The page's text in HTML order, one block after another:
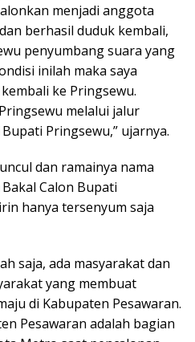
menjadi anggota
berhasil duduk kembali,
penyumbang suara yang
inilah maka saya
ke Pringsewu.
melalui jalur
Pringsewu,” ujarnya.
dan ramainya nama
Calon Bupati
hanya tersenyum saja
saja, ada masyarakat dan
yang membuat
di Kabupaten Pesawaran.
Pesawaran adalah bagian